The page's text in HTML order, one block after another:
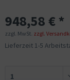
948,58 € *
zzgl. MwSt. zzgl.
Lieferzeit 1-5